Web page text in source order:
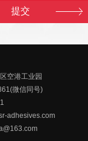
空港工业园
微信同号)
adhesives.com